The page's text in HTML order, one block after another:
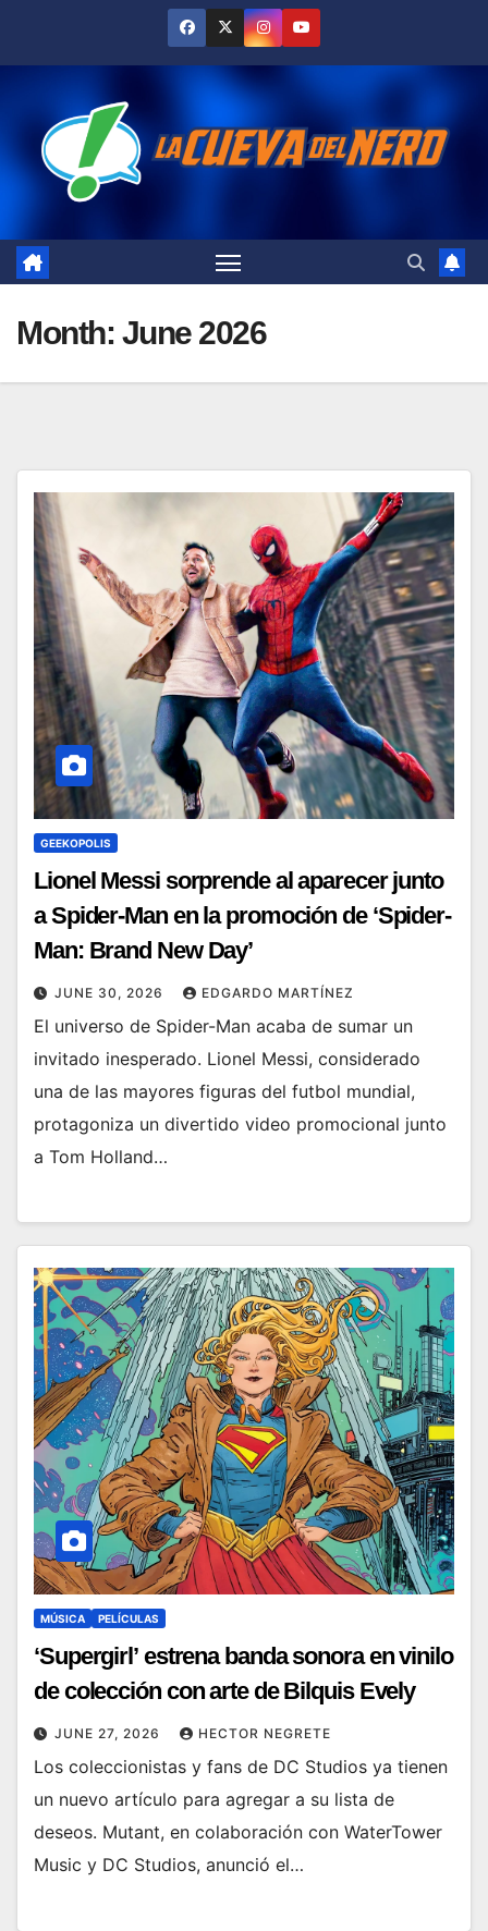
Month: June 2026
GEEKOPOLIS
Lionel Messi sorprende al aparecer junto
a Spider-Man en la promoción de ‘Spider-
Man: Brand New Day’
JUNE 30, 2026 EDGARDO MARTÍNEZ
El universo de Spider-Man acaba de sumar un
invitado inesperado. Lionel Messi, considerado
una de las mayores figuras del futbol mundial,
protagoniza un divertido video promocional junto
a Tom Holland…
MÚSICA PELÍCULAS
‘Supergirl’ estrena banda sonora en vinilo
de colección con arte de Bilquis Evely
JUNE 27, 2026 HECTOR NEGRETE
Los coleccionistas y fans de DC Studios ya tienen
un nuevo artículo para agregar a su lista de
deseos. Mutant, en colaboración con WaterTower
Music y DC Studios, anunció el…